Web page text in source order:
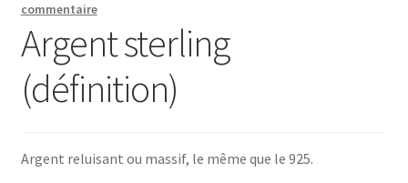
commentaire
Argent sterling
(définition)
Argent reluisant ou massif, le même que le 925.